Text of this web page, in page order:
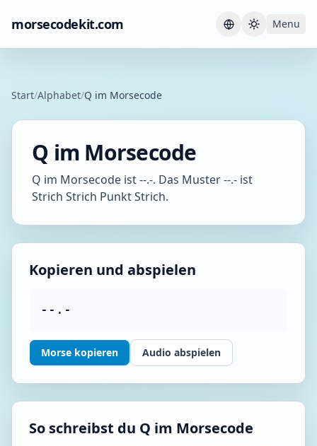
morsecodekit.com Current
Menu
Start/Alphabet/Q im Morsecode
Q im Morsecode
Q im Morsecode ist --.-. Das Muster --.- ist
Strich Strich Punkt Strich.
Kopieren und abspielen
--.-
Morse kopieren Audio abspielen
So schreibst du Q im Morsecode